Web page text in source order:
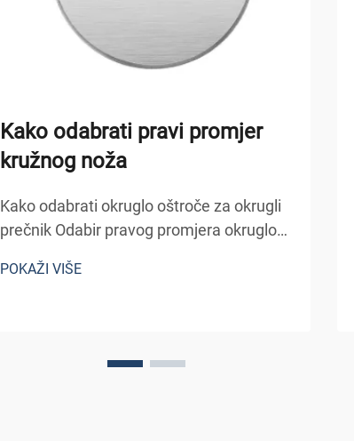
Kako odabrati pravi promjer
kružnog noža
Kako odabrati okruglo oštroče za okrugli
prečnik Odabir pravog promjera okruglog
važnosti za postizanje čistih rezova,
POKAŽI VIŠE